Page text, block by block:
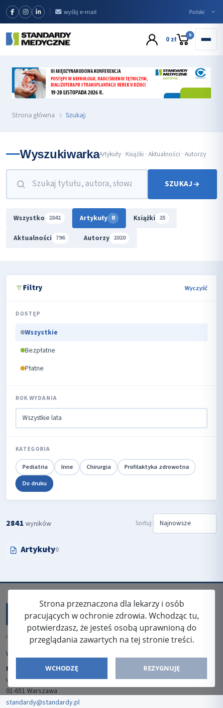
wyślij e-mail
0 zł 0
Strona główna Szukaj:
WyszukiwarkaArtykuły · Książki · Aktualności · Autorzy
SZUKAJ
Wszystko 2841 Artykuły 0 Książki 25
Aktualności 796 Autorzy 2020
Filtry Wyczyść
DOSTĘP
Wszystkie
Bezpłatne
Płatne
ROK WYDANIA
KATEGORIA
Pediatria Inne Chirurgia
Profilaktyka zdrowotna
Do druku
2841 wyników Sortuj:
Artykuły0
Strona przeznaczona dla lekarzy i osób
pracujących w ochronie zdrowia. Wchodząc tu,
potwierdzasz, że jesteś osobą uprawnioną do
przeglądania zawartych na tej stronie treści.
WCHODZĘ REZYGNUJĘ
ISSN: 2080-5438
WYDAWCA
Media-Press Sp. z o.o.
ul. Gwiaździsta 7B/8
01-651 Warszawa
standardy@standardy.pl